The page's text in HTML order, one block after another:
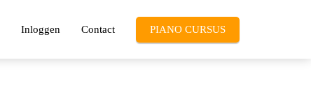
Inloggen Contact PIANO CURSUS